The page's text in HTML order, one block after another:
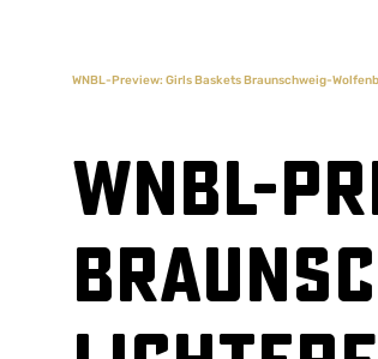
WNBL-Preview: Girls Baskets Braunschweig-
WNBL-